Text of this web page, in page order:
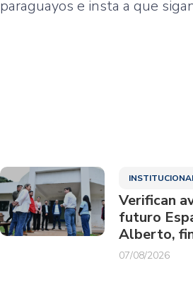
paraguayos e insta a que
Verifican
futuro
Alberto,
07/08/2026